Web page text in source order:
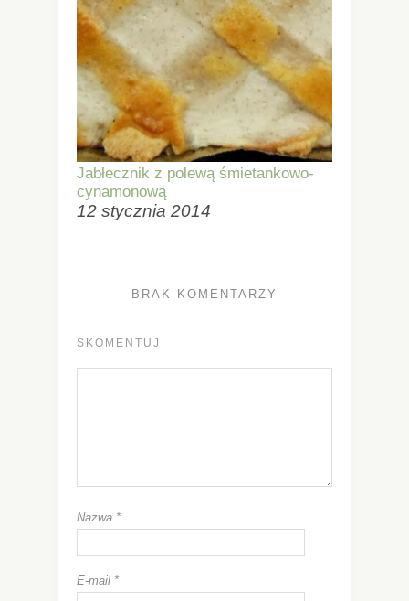
Jabłecznik z polewą śmietankowo-
cynamonową
12 stycznia 2014
BRAK KOMENTARZY
SKOMENTUJ
Nazwa *
E-mail *